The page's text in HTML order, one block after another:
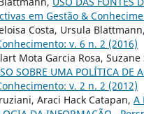
em Gestão &
Costa, Ursula Blattmann,
v. 6 n. 2 (2016)
Mota Garcia Rosa,
SOBRE UMA POLÍTICA DE
v. 2 n. 2 (2012)
Araci Hack Catapan, A